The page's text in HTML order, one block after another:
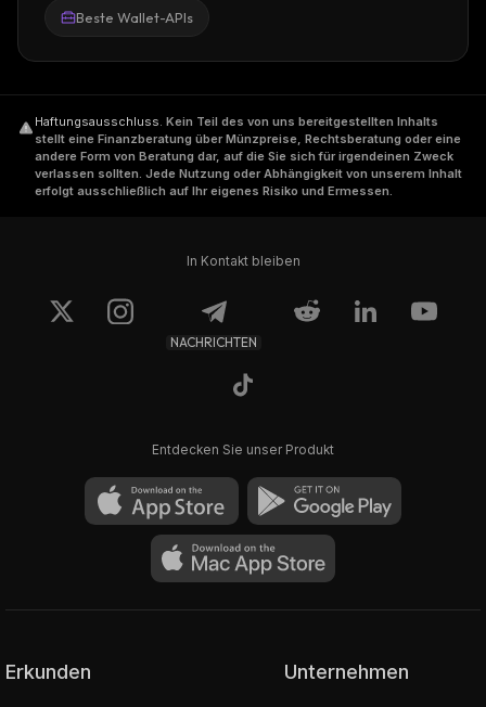
Beste Wallet-APIs
Haftungsausschluss. Kein Teil des von uns bereitgestellten Inhalts
stellt eine Finanzberatung über Münzpreise, Rechtsberatung oder eine
andere Form von Beratung dar, auf die Sie sich für irgendeinen Zweck
verlassen sollten. Jede Nutzung oder Abhängigkeit von unserem Inhalt
erfolgt ausschließlich auf Ihr eigenes Risiko und Ermessen.
In Kontakt bleiben
NACHRICHTEN
Entdecken Sie unser Produkt
Erkunden Unternehmen